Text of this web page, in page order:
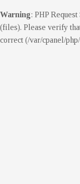
Warning: PHP
(files). Please verify
correct (/var/cpanel/